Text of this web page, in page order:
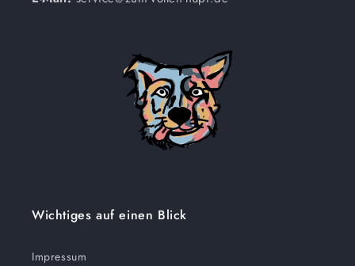
Wichtiges auf einen Blick
Impressum